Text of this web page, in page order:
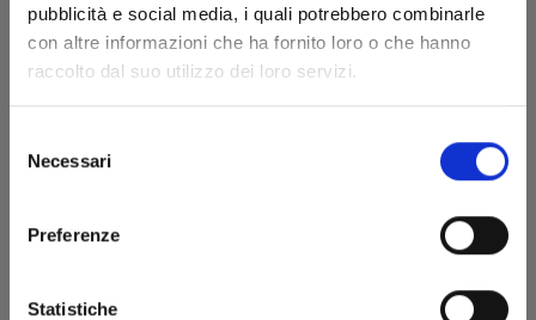
pubblicità e social media, i quali potrebbero combinarle
con altre informazioni che ha fornito loro o che hanno
raccolto dal suo utilizzo dei loro servizi.
delNecessari
Preferenze
Statistiche
SHIKIMORI’S NOT JUST A CUTIE n. 18